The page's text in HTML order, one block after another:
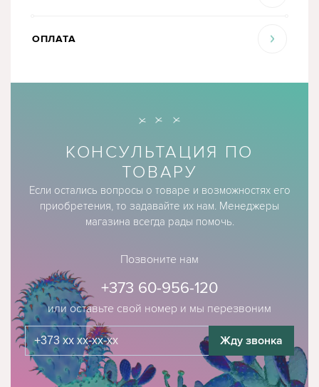
ОПЛАТА
КОНСУЛЬТАЦИЯ ПО
ТОВАРУ
Если остались вопросы о товаре и возможностях его
приобретения, то задавайте их нам. Менеджеры
магазина всегда рады помочь.
Позвоните нам
или оставьте свой номер и мы перезвоним
+373 60-956-120
Жду звонка